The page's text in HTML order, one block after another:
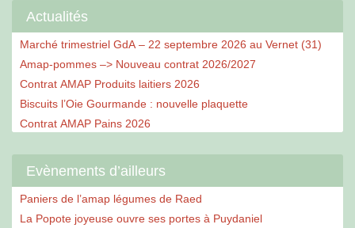
Actualités
Marché trimestriel GdA – 22 septembre 2026 au Vernet (31)
Amap-pommes –> Nouveau contrat 2026/2027
Contrat AMAP Produits laitiers 2026
Biscuits l’Oie Gourmande : nouvelle plaquette
Contrat AMAP Pains 2026
Evènements d’ailleurs
Paniers de l’amap légumes de Raed
La Popote joyeuse ouvre ses portes à Puydaniel